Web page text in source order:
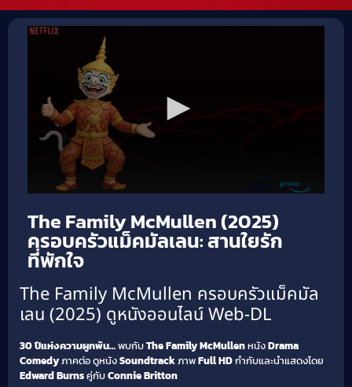
The Family McMullen (2025)
ครอบครัวแม็คมัลเลน: สานใยรัก
ที่พักใจ
The Family McMullen ครอบครัวแม็คมัล
เลน (2025) ดูหนังออนไลน์ Web-DL
30 ปีแห่งความผูกพัน…พบกับThe Family McMullenหนังDrama
Comedyภาคต่อ ดูหนังSoundtrackภาพFull HDกำกับและนำแสดงโดย
Edward Burnsคู่กับConnie Britton